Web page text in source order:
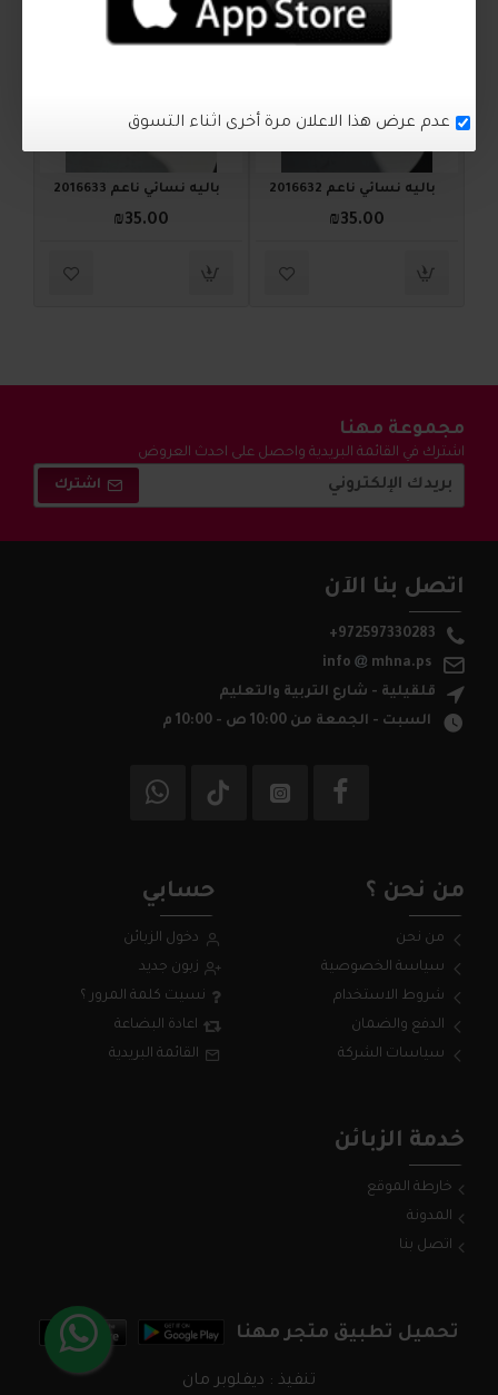
عدم عرض هذا الاعلان مرة أخرى اثناء التسوق
باليه نسائي ناعم 2016632
₪35.00
باليه نسائي ناعم 2016633
₪35.00
مجموعة مهنا
اشترك في القائمة البريدية واحصل على احدث العروض
والتخفيضات !
اشترك
اتصل بنا الآن
+972597330283
info
mhna.ps
قلقيلية - شارع التربية والتعليم
السبت - الجمعة من 10:00 ص - 10:00 م
من نحن ؟
من نحن
سياسة الخصوصية
شروط الاستخدام
الدفع والضمان
سياسات الشركة
حسابي
دخول الزبائن
زبون جديد
نسيت كلمة المرور ؟
اعادة البضاعة
القائمة البريدية
خدمة الزبائن
خارطة الموقع
المدونة
اتصل بنا
تحميل تطبيق متجر مهنا
تنفيذ : ديفلوبر مان